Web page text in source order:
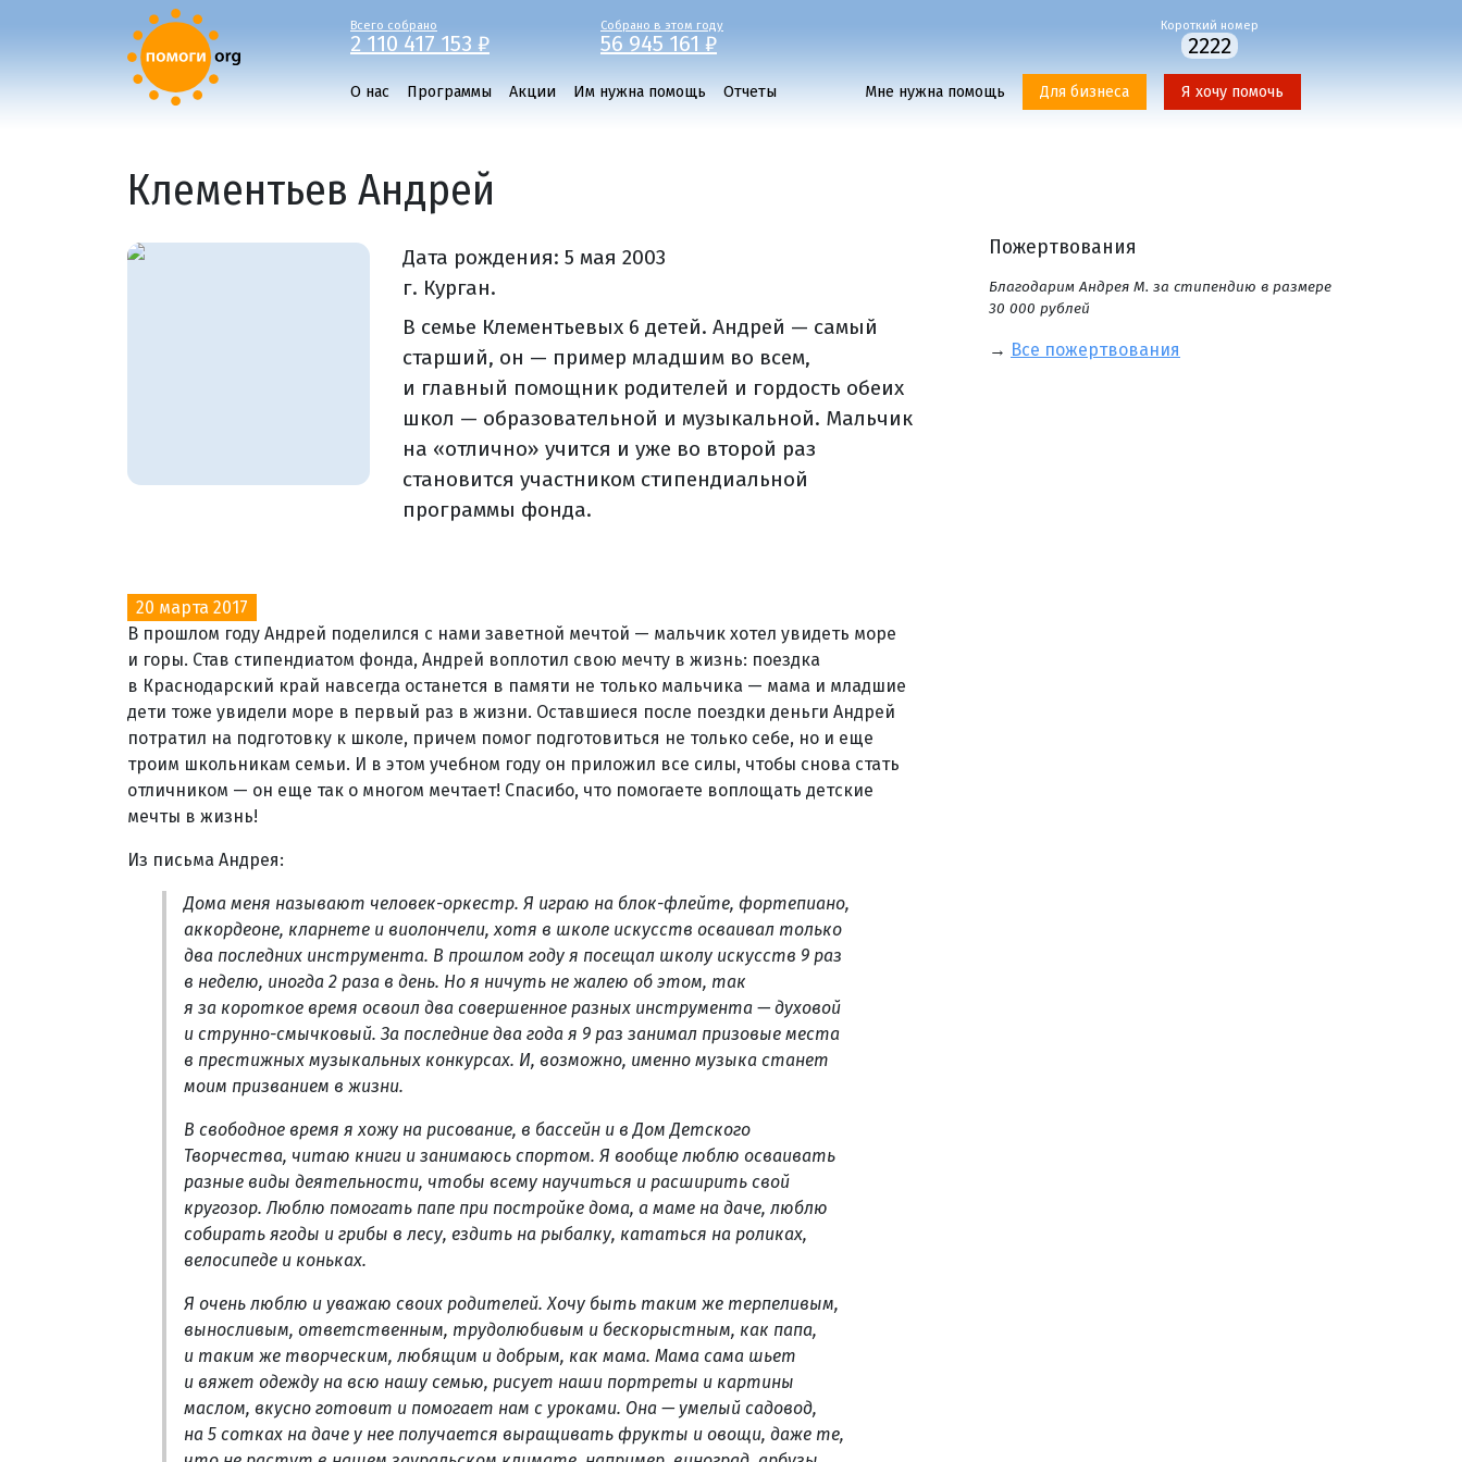
Всего собрано
2 110 417 153 ₽
Собрано в этом году
56 945 161 ₽
Короткий номер
2222
О нас Программы Акции Им нужна помощь Отчеты Мне нужна помощь Для бизнеса Я хочу помочь
Клементьев Андрей
Дата рождения:5 мая 2003
г. Курган.
В семье Клементьевых 6 детей. Андрей — самый
старший, он — пример младшим во всем,
и главный помощник родителей и гордость обеих
школ — образовательной и музыкальной. Мальчик
на «отлично» учится и уже во второй раз
становится участником стипендиальной
программы фонда.
20 марта 2017
В прошлом году Андрей поделился с нами заветной мечтой — мальчик хотел увидеть море
и горы. Став стипендиатом фонда, Андрей воплотил свою мечту в жизнь: поездка
в Краснодарский край навсегда останется в памяти не только мальчика — мама и младшие
дети тоже увидели море в первый раз в жизни. Оставшиеся после поездки деньги Андрей
потратил на подготовку к школе, причем помог подготовиться не только себе, но и еще
троим школьникам семьи. И в этом учебном году он приложил все силы, чтобы снова стать
отличником — он еще так о многом мечтает! Спасибо, что помогаете воплощать детские
мечты в жизнь!
Из письма Андрея:
Дома меня называют человек-оркестр. Я играю на блок-флейте, фортепиано,
аккордеоне, кларнете и виолончели, хотя в школе искусств осваивал только
два последних инструмента. В прошлом году я посещал школу искусств 9 раз
в неделю, иногда 2 раза в день. Но я ничуть не жалею об этом, так
я за короткое время освоил два совершенное разных инструмента — духовой
и струнно-смычковый. За последние два года я 9 раз занимал призовые места
в престижных музыкальных конкурсах. И, возможно, именно музыка станет
моим призванием в жизни.
В свободное время я хожу на рисование, в бассейн и в Дом Детского
Творчества, читаю книги и занимаюсь спортом. Я вообще люблю осваивать
разные виды деятельности, чтобы всему научиться и расширить свой
кругозор. Люблю помогать папе при постройке дома, а маме на даче, люблю
собирать ягоды и грибы в лесу, ездить на рыбалку, кататься на роликах,
велосипеде и коньках.
Я очень люблю и уважаю своих родителей. Хочу быть таким же терпеливым,
выносливым, ответственным, трудолюбивым и бескорыстным, как папа,
и таким же творческим, любящим и добрым, как мама. Мама сама шьет
и вяжет одежду на всю нашу семью, рисует наши портреты и картины
маслом, вкусно готовит и помогает нам с уроками. Она — умелый садовод,
на 5 сотках на даче у нее получается выращивать фрукты и овощи, даже те,
Пожертвования
Благодарим Андрея М. за стипендию в размере
30 000 рублей
→ Все пожертвования